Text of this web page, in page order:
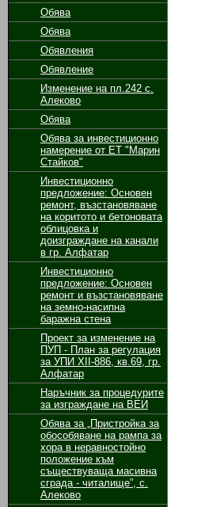
Обява
Обява
Обявления
Обявление
Изменение на пл.242 с.
Алеково
Обява
Обява за инвестиционно
намерение от ЕТ "Марин
Стайков"
Инвестиционно
предложение: Основен
ремонт, възстановяване
на коритото и бетоновата
облицовка и
доизграждане на канали
в гр. Алфатар
Инвестиционно
предложение: Основен
ремонт и възстановяване
на земно-насипна
баражна стена
Проект за изменение на
ПУП - План за регулация
за УПИ ХІІ-886, кв.69, гр.
Алфатар
Наръчник за процедурите
за изграждане на ВЕИ
Обява за „Пристройка за
обособяване на рампа за
хора в неравностойно
положение към
съществуваща масивна
сграда - читалище”, с.
Алеково